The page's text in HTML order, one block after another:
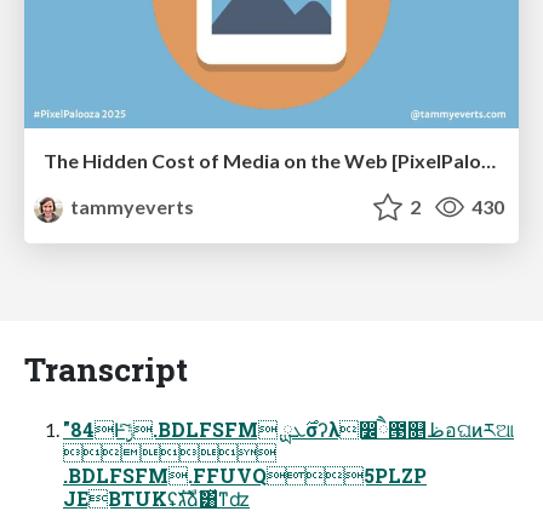
tammyeverts
2 430
Transcript
"84Ͱ࣮ݱͨ͠.BDLFSFM ࣌ܥྻσʔλ෼ཻ౓௕ظอଘͷཪଆ

.BDLFSFM.FFUVQ5PLZP
JEBTUKʢגࣜձࣾ͸ͯͳʣ